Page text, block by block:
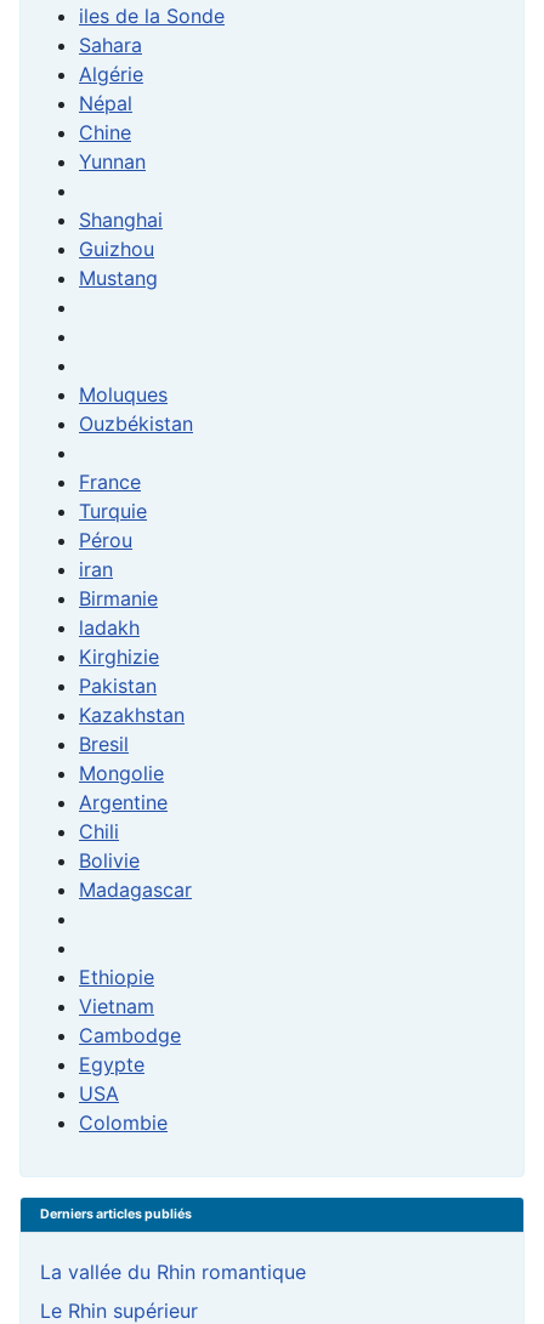
iles de la Sonde
Sahara
Algérie
Népal
Chine
Yunnan
Shanghai
Guizhou
Mustang
Moluques
Ouzbékistan
France
Turquie
Pérou
iran
Birmanie
ladakh
Kirghizie
Pakistan
Kazakhstan
Bresil
Mongolie
Argentine
Chili
Bolivie
Madagascar
Ethiopie
Vietnam
Cambodge
Egypte
USA
Colombie
Derniers articles publiés
La vallée du Rhin romantique
Le Rhin supérieur